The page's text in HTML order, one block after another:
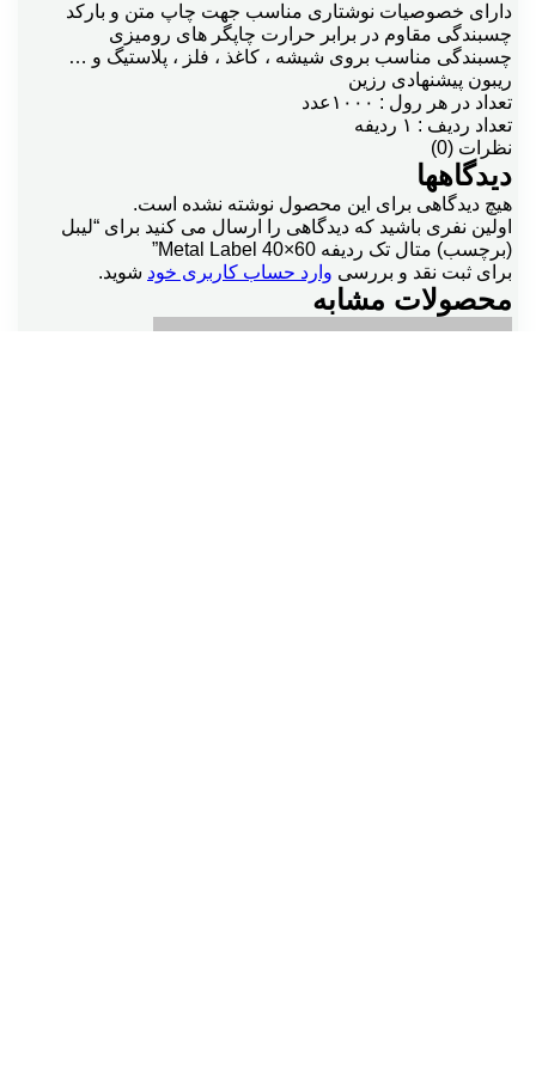
دارای خصوصیات نوشتاری مناسب جهت چاپ متن و بارکد
چسبندگی مقاوم در برابر حرارت چاپگر های رومیزی
چسبندگی مناسب بروی شیشه ، کاغذ ، فلز ، پلاستیگ و …
ریبون پیشنهادی رزین
تعداد در هر رول : ۱۰۰۰عدد
تعداد ردیف : ۱ ردیفه
نظرات (0)
دیدگاهها
هیچ دیدگاهی برای این محصول نوشته نشده است.
اولین نفری باشید که دیدگاهی را ارسال می کنید برای “لیبل
(برچسب) متال تک ردیفه Metal Label 40×60”
برای ثبت نقد و بررسی وارد حساب کاربری خود شوید.
محصولات مشابه